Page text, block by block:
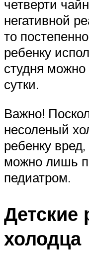
четверти
негативной
то
ребенку
студня можно
сутки.
Важно!
несоленый
ребенку
можно лишь
педиатром.
Детские
холодца